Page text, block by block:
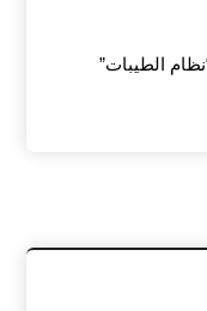
الطيبات”